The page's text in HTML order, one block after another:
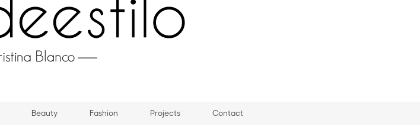
Beauty Fashion Projects Contact